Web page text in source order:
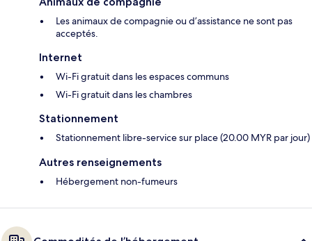
Les animaux de compagnie ou d’assistance ne sont pas
acceptés.
Internet
Wi-Fi gratuit dans les espaces communs
Wi-Fi gratuit dans les chambres
Stationnement
Stationnement libre-service sur place (20.00 MYR par jour)
Autres renseignements
Hébergement non-fumeurs